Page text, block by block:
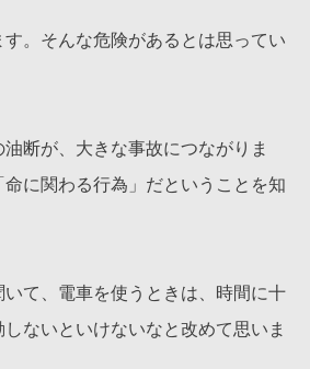
す。そんな危険があるとは思ってい
断が、大きな事故につながりま
に関わる行為」だということを知
て、電車を使うときは、時間に十
ないといけないなと改めて思いま